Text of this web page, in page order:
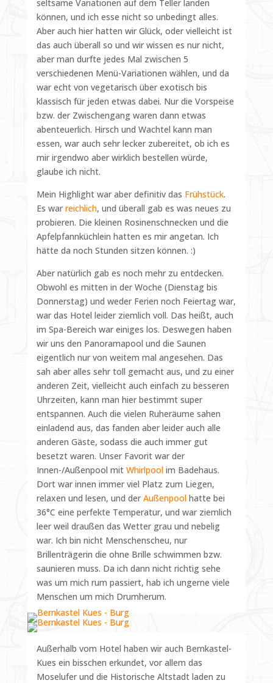
seltsame Variationen auf dem Teller landen
können, und ich esse nicht so unbedingt alles.
Aber auch hier hatten wir Glück, oder vielleicht ist
das auch überall so und wir wissen es nur nicht,
aber man durfte jedes Mal zwischen 5
verschiedenen Menü-Variationen wählen, und da
war echt von vegetarisch über exotisch bis
klassisch für jeden etwas dabei. Nur die Vorspeise
bzw. der Zwischengang waren dann etwas
abenteuerlich. Hirsch und Wachtel kann man
essen, war auch sehr lecker zubereitet, ob ich es
mir irgendwo aber wirklich bestellen würde,
glaube ich nicht.
Mein Highlight war aber definitiv das Frühstück.
Es war reichlich, und überall gab es was neues zu
probieren. Die kleinen Rosinenschnecken und die
Apfelpfannküchlein hatten es mir angetan. Ich
hätte da noch Stunden sitzen können. :)
Aber natürlich gab es noch mehr zu entdecken.
Obwohl es mitten in der Woche (Dienstag bis
Donnerstag) und weder Ferien noch Feiertag war,
war das Hotel leider ziemlich voll. Das heißt, auch
im Spa-Bereich war einiges los. Deswegen haben
wir uns den Panoramapool und die Saunen
eigentlich nur von weitem mal angesehen. Das
sah aber alles sehr toll gemacht aus, und zu einer
anderen Zeit, vielleicht auch einfach zu besseren
Uhrzeiten, kann man hier bestimmt super
entspannen. Auch die vielen Ruheräume sahen
einladend aus, das fanden aber leider auch alle
anderen Gäste, sodass die auch immer gut
besetzt waren. Unser Favorit war der
Innen-/Außenpool mit Whirlpoolim Badehaus.
Dort war innen immer viel Platz zum Liegen,
relaxen und lesen, und der Außenpoolhatte bei
36°C eine perfekte Temperatur, und war ziemlich
leer weil draußen das Wetter grau und nebelig
war. Ich bin nicht Menschenscheu, nur
Brillenträgerin die ohne Brille schwimmen bzw.
saunieren muss. Da ich dann nicht richtig sehe
was um mich rum passiert, hab ich ungerne viele
Menschen um mich Drumherum.
Außerhalb vom Hotel haben wir auch Bernkastel-
Kues ein bisschen erkundet, vor allem das
Moselufer und die Historische Altstadt laden zu